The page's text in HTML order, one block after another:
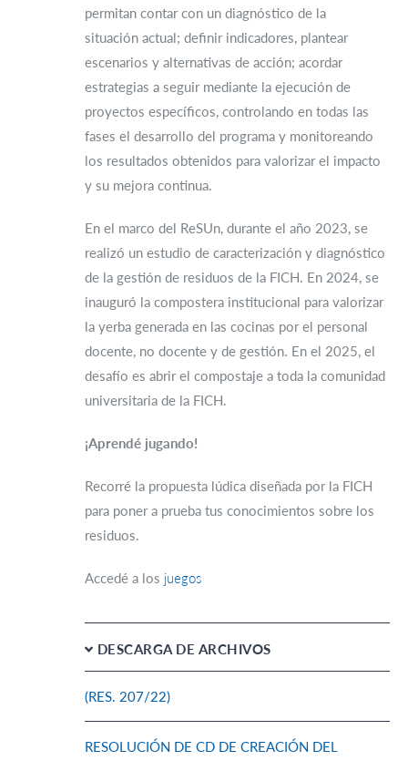
permitan contar con un diagnóstico de la
situación actual; definir indicadores, plantear
escenarios y alternativas de acción; acordar
estrategias a seguir mediante la ejecución de
proyectos específicos, controlando en todas las
fases el desarrollo del programa y monitoreando
los resultados obtenidos para valorizar el impacto
y su mejora continua.
En el marco del ReSUn, durante el año 2023, se
realizó un estudio de caracterización y diagnóstico
de la gestión de residuos de la FICH. En 2024, se
inauguró la compostera institucional para valorizar
la yerba generada en las cocinas por el personal
docente, no docente y de gestión. En el 2025, el
desafío es abrir el compostaje a toda la comunidad
universitaria de la FICH.
¡Aprendé jugando!
Recorré la propuesta lúdica diseñada por la FICH
para poner a prueba tus conocimientos sobre los
residuos.
Accedé a los juegos
DESCARGA DE ARCHIVOS
(RES. 207/22)
RESOLUCIÓN DE CD DE CREACIÓN DEL